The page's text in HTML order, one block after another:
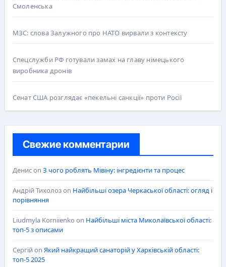
Смоленська
МЗС: слова Залужного про НАТО вирвали з контексту
Спецслужби РФ готували замах на главу німецького
виробника дронів
Сенат США розглядає «пекельні санкції» проти Росії
Свежие комментарии
Денисon З чого роблять Мівіну: інгредієнти та процес
Андрій Тихолозon Найбільші озера Черкаської області: огляд і
порівняння
Liudmyla Korniienko on Найбільші міста Миколаївської області:
топ-5 з описами
Сергійon Який найкращий санаторій у Харківській області:
топ-5 2025